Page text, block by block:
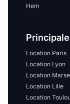
Hem
Location Paris
Location Lyon
Location
Location Lille
Location